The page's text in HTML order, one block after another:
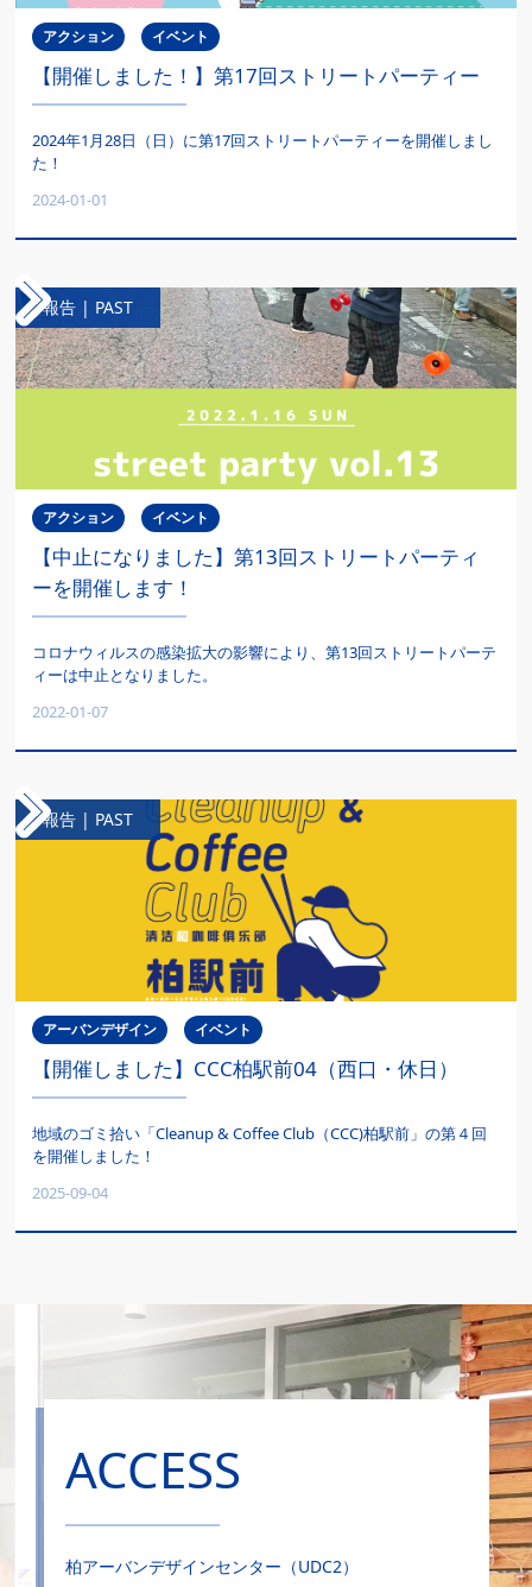
アクション イベント
【開催しました！】第17回ストリートパーティー
2024年1月28日（日）に第17回ストリートパーティーを開催しまし
た！
2024-01-01
報告 | PAST
アクション イベント
【中止になりました】第13回ストリートパーティ
ーを開催します！
コロナウィルスの感染拡大の影響により、第13回ストリートパーテ
ィーは中止となりました。
2022-01-07
報告 | PAST
アーバンデザイン イベント
【開催しました】CCC柏駅前04（西口・休日）
地域のゴミ拾い「Cleanup & Coffee Club（CCC)柏駅前」の第４回
を開催しました！
2025-09-04
ACCESS
柏アーバンデザインセンター（UDC2）